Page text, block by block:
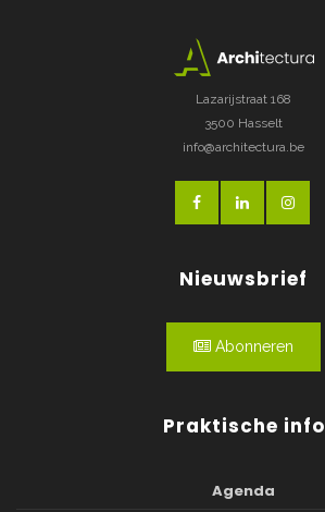
Lazarijstraat 168
3500 Hasselt
info@architectura.be
Nieuwsbrief
Abonneren
Praktische info
Agenda